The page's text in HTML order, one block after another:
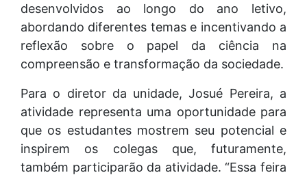
desenvolvidos ao longo do ano letivo,
abordando diferentes temas e incentivando a
reflexão sobre o papel da ciência na
compreensão e transformação da sociedade.
Para o diretor da unidade, Josué Pereira, a
atividade representa uma oportunidade para
que os estudantes mostrem seu potencial e
inspirem os colegas que, futuramente,
também participarão da atividade. “Essa feira